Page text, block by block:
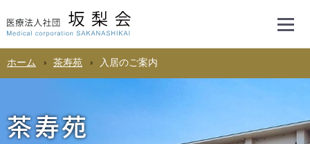
ホーム 茶寿苑 入居のご案内
茶寿苑